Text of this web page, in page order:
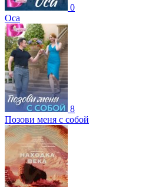
0
Оса
8
Позови меня с собой